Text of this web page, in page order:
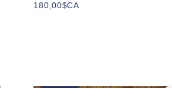
180,00$CA